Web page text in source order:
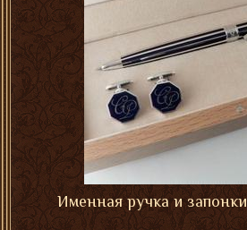
Именная ручка и запонки